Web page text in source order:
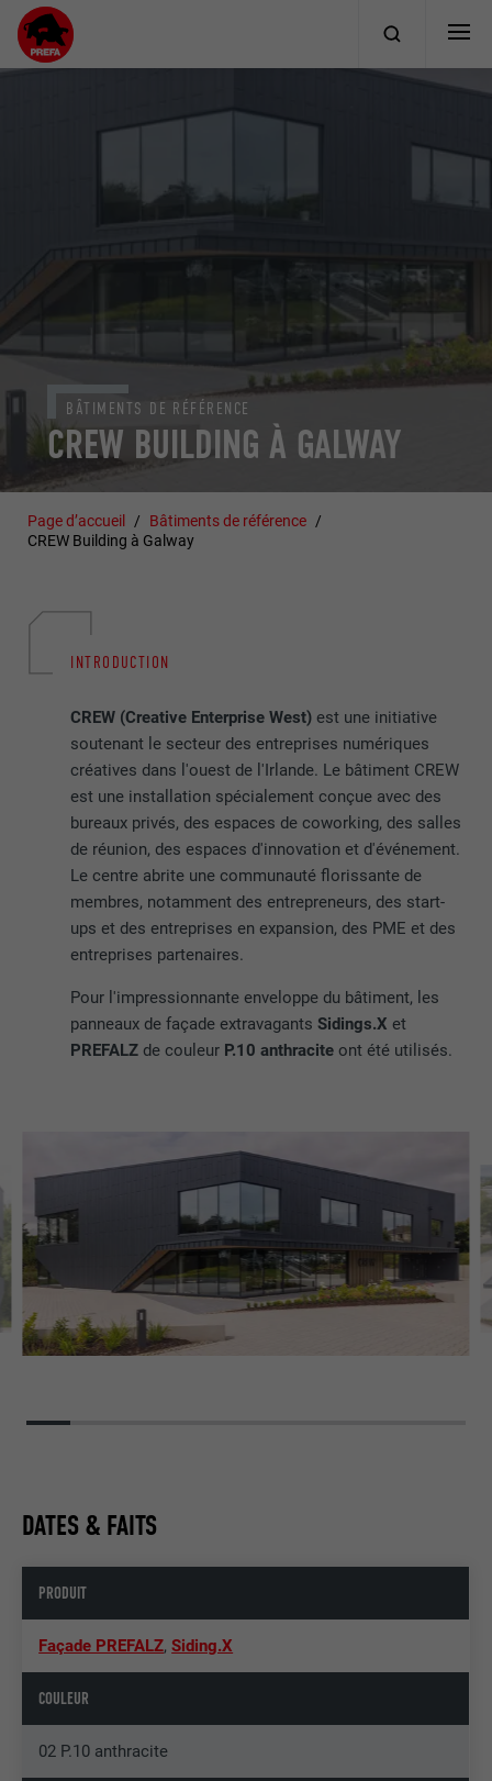
CREW BUILDING À GALWAY
BÂTIMENTS DE RÉFÉRENCE
Page d’accueil
Bâtiments de référence
CREW Building à Galway
INTRODUCTION
CREW (Creative Enterprise West) est une initiative
soutenant le secteur des entreprises numériques
créatives dans l'ouest de l'Irlande. Le bâtiment CREW
est une installation spécialement conçue avec des
bureaux privés, des espaces de coworking, des salles
de réunion, des espaces d'innovation et d'événement.
Le centre abrite une communauté florissante de
membres, notamment des entrepreneurs, des start-
ups et des entreprises en expansion, des PME et des
entreprises partenaires.
Pour l'impressionnante enveloppe du bâtiment, les
panneaux de façade extravagantsSidings.X et
PREFALZ de couleur P.10 anthracite ont été utilisés.
DATES & FAITS
PRODUIT
Façade PREFALZ,Siding.X
COULEUR
02 P.10 anthracite